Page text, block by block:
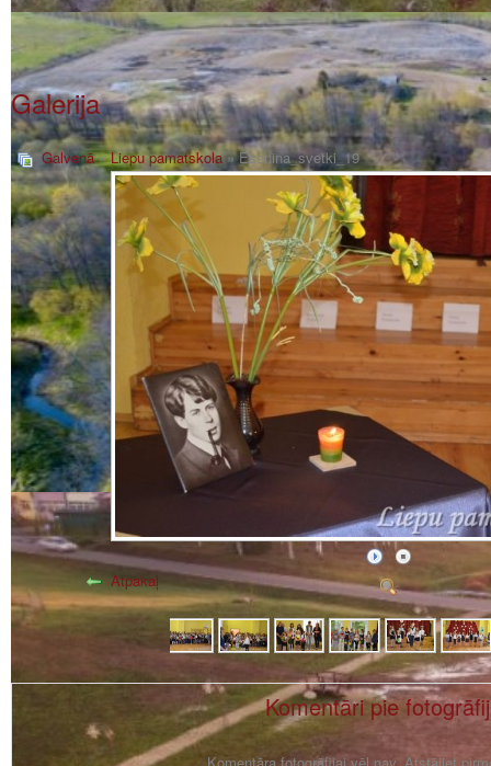
Galerija
Galvenā»Liepu pamatskola» Esenina_svetki_19
Atpakaļ
Komentāri pie